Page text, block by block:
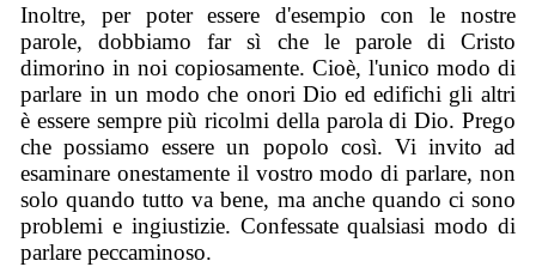
Inoltre, per poter essere d'esempio con le nostre
parole, dobbiamo far sì che le parole di Cristo
dimorino in noi copiosamente. Cioè, l'unico modo di
parlare in un modo che onori Dio ed edifichi gli altri
è essere sempre più ricolmi della parola di Dio. Prego
che possiamo essere un popolo così. Vi invito ad
esaminare onestamente il vostro modo di parlare, non
solo quando tutto va bene, ma anche quando ci sono
problemi e ingiustizie. Confessate qualsiasi modo di
parlare peccaminoso.